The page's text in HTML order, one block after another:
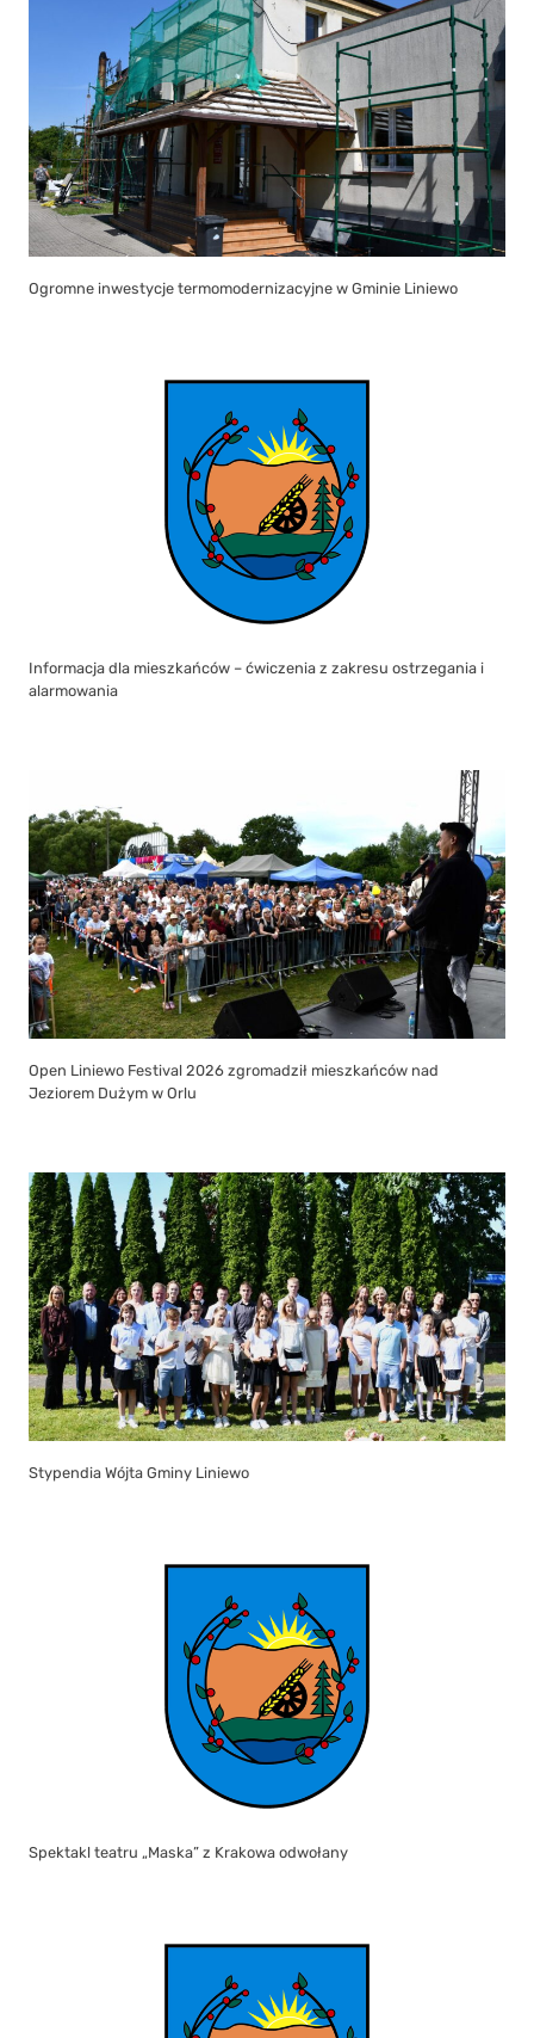
Ogromne inwestycje termomodernizacyjne w Gminie Liniewo
Informacja dla mieszkańców – ćwiczenia z zakresu ostrzegania i
alarmowania
Open Liniewo Festival 2026 zgromadził mieszkańców nad
Jeziorem Dużym w Orlu
Stypendia Wójta Gminy Liniewo
Spektakl teatru „Maska” z Krakowa odwołany